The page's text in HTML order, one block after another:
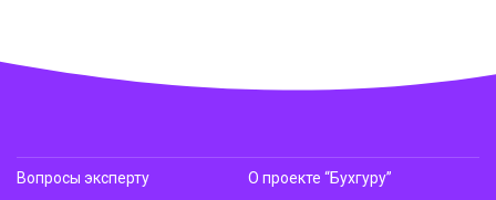
Вопросы эксперту
О проекте “Бухгуру”